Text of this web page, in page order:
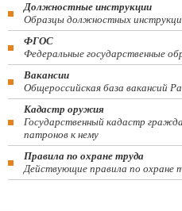
Должностные инструкции
Образцы должностных
ФГОС
Федеральные государственные
Вакансии
Общероссийская база вакансий
Кадастр оружия
Государственный кадастр
патронов к нему
Правила по охране труда
Действующие правила по